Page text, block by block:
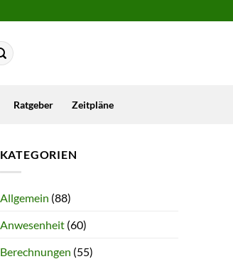
Ratgeber Zeitpläne
KATEGORIEN
Allgemein (88)
Anwesenheit(60)
Berechnungen (55)